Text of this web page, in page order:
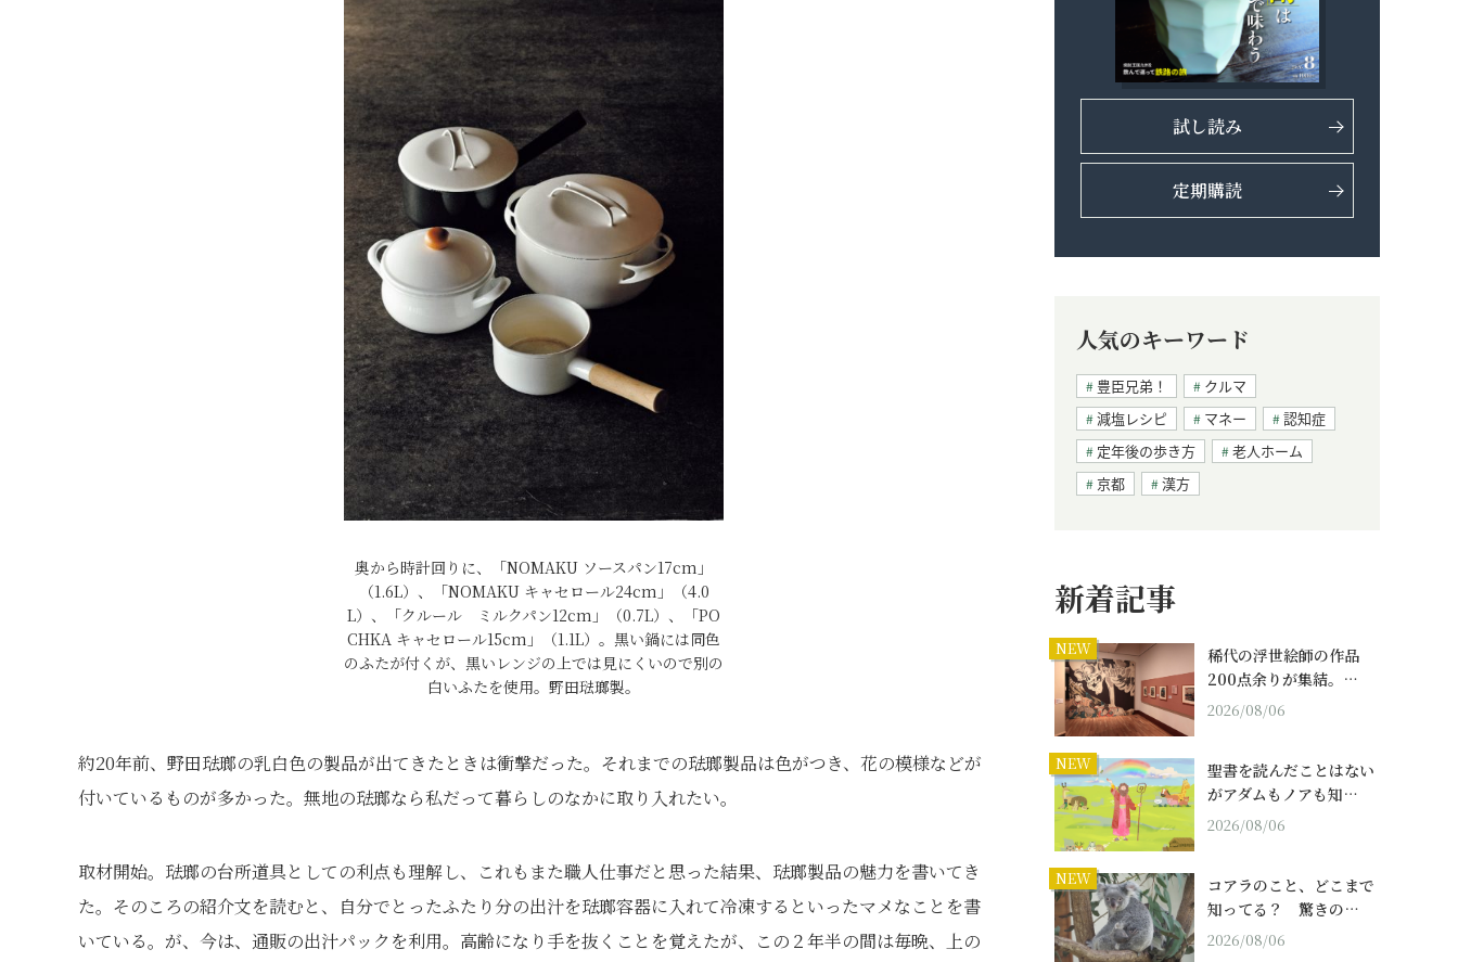
奥から時計回りに、「NOMAKU ソースパン17cm」
（1.6L）、「NOMAKU キャセロール24cm」（4.0
L）、「クルール ミルクパン12cm」（0.7L）、「PO
CHKA キャセロール15cm」（1.1L）。黒い鍋には同色
のふたが付くが、黒いレンジの上では見にくいので別の
白いふたを使用。野田琺瑯製。
約20年前、野田琺瑯の乳白色の製品が出てきたときは衝撃だった。それまでの琺瑯製品は色がつき、花の模様などが
付いているものが多かった。無地の琺瑯なら私だって暮らしのなかに取り入れたい。
取材開始。琺瑯の台所道具としての利点も理解し、これもまた職人仕事だと思った結果、琺瑯製品の魅力を書いてき
た。そのころの紹介文を読むと、自分でとったふたり分の出汁を琺瑯容器に入れて冷凍するといったマメなことを書
いている。が、今は、通販の出汁パックを利用。高齢になり手を抜くことを覚えたが、この２年半の間は毎晩、上の
試し読み
定期購読
人気のキーワード
豊臣兄弟！
クルマ
減塩レシピ
マネー
認知症
定年後の歩き方
老人ホーム
京都
漢方
新着記事
NEW
稀代の浮世絵師の作品
200点余りが集結。…
2026/08/06
NEW
聖書を読んだことはない
がアダムもノアも知…
2026/08/06
NEW
コアラのこと、どこまで
知ってる？ 驚きの…
2026/08/06